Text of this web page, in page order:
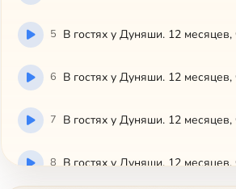
5 В гостях у Дуняши. 12 месяцев,
6 В гостях у Дуняши. 12 месяцев,
7 В гостях у Дуняши. 12 месяцев,
8 В гостях у Дуняши. 12 месяцев,